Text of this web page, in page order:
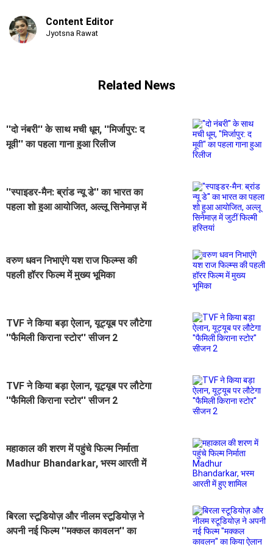
Content Editor
Jyotsna Rawat
Related News
''दो नंबरी'' के साथ मची धूम, ''मिर्जापुर: द
मूवी'' का पहला गाना हुआ रिलीज
''स्पाइडर-मैन: ब्रांड न्यू डे'' का भारत का
पहला शो हुआ आयोजित, अल्लू सिनेमाज़ में
वरुण धवन निभाएंगे यश राज फिल्म्स की
पहली हॉरर फिल्म में मुख्य भूमिका
TVF ने किया बड़ा ऐलान, यूट्यूब पर लौटेगा
''फैमिली किराना स्टोर'' सीजन 2
TVF ने किया बड़ा ऐलान, यूट्यूब पर लौटेगा
''फैमिली किराना स्टोर'' सीजन 2
महाकाल की शरण में पहुंचे फिल्म निर्माता
Madhur Bhandarkar, भस्म आरती में
बिरला स्टूडियोज़ और नीलम स्टूडियोज़ ने
अपनी नई फिल्म ''मक्कल कावलन'' का